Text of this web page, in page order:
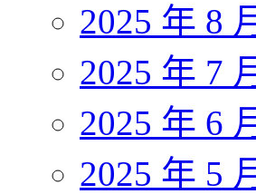
2025 年 8
2025 年 7
2025 年 6
2025 年 5